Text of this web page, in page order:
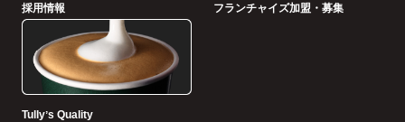
採用情報 フランチャイズ加盟・募集
Tullyʼs Quality